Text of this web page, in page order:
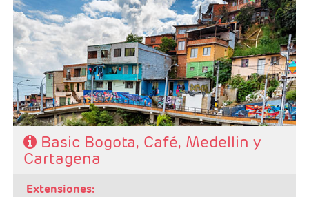
- Salidas: Diarias
- Ruta: 2 noches Bogotá, 2 noches zona Cafetera, 2
noches Medellín y 3 noches Cartagena
- Categoría hotelera: Turista, T.Superior y Primera
- Régimen: Alojamiento y Desayuno
Basic Bogota, Café, Medellin y
Cartagena
extensiones: